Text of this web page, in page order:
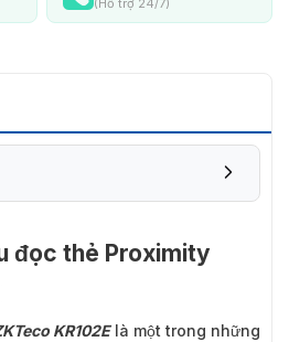
đọc thẻ Proximity
KR102Elà một trong những